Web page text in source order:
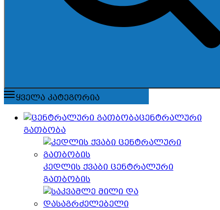
ყველა კატეგორია
ცენტრალური
გათბობა
კედლის ქვაბი ცენტრალური
გათბობის